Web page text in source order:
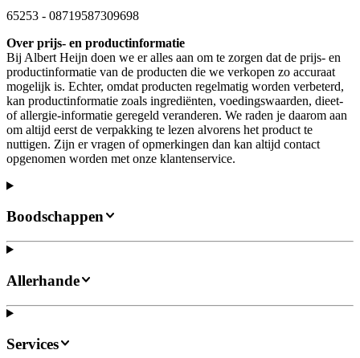
65253 - 08719587309698
Over prijs- en productinformatie
Bij Albert Heijn doen we er alles aan om te zorgen dat de prijs- en
productinformatie van de producten die we verkopen zo accuraat
mogelijk is. Echter, omdat producten regelmatig worden verbeterd,
kan productinformatie zoals ingrediënten, voedingswaarden, dieet-
of allergie-informatie geregeld veranderen. We raden je daarom aan
om altijd eerst de verpakking te lezen alvorens het product te
nuttigen. Zijn er vragen of opmerkingen dan kan altijd contact
opgenomen worden met onze klantenservice.
Boodschappen
Allerhande
Services